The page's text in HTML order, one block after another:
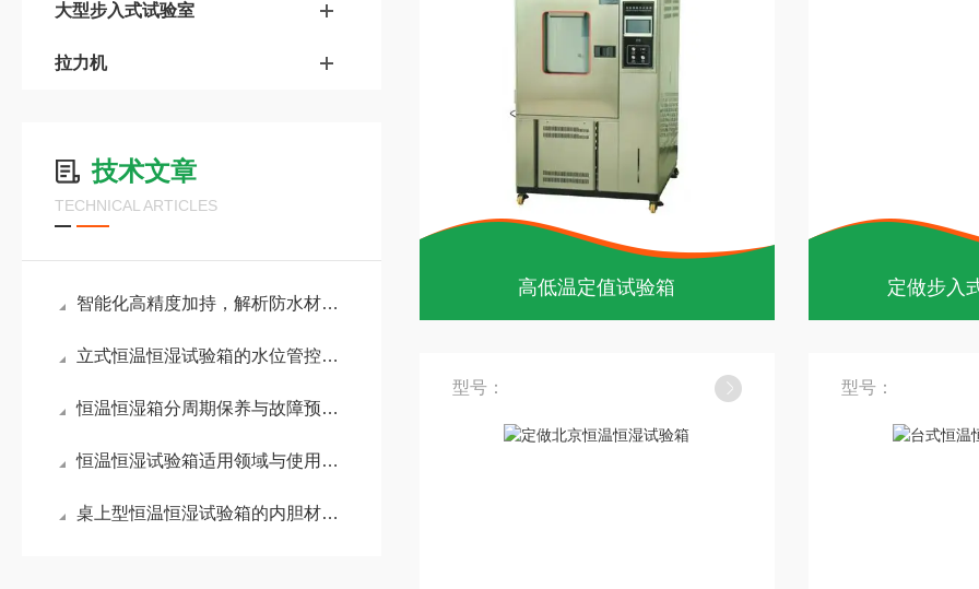
大型步入式试验室
拉力机
技术文章
TECHNICAL ARTICLES
智能化高精度加持，解析防水材料拉力试验机实用价值
立式恒温恒湿试验箱的水位管控与加湿系统维护技巧
恒温恒湿箱分周期保养与故障预防方案
恒温恒湿试验箱适用领域与使用养护要点
桌上型恒温恒湿试验箱的内胆材质与耐腐蚀性能
高低温定值试验箱 定做步入
型号： 型号：